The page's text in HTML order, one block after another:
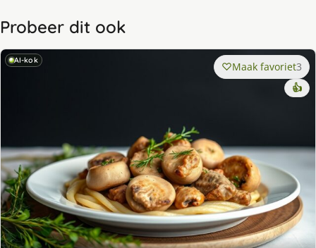
Probeer dit ook
AI-kok Maak favoriet3
👍